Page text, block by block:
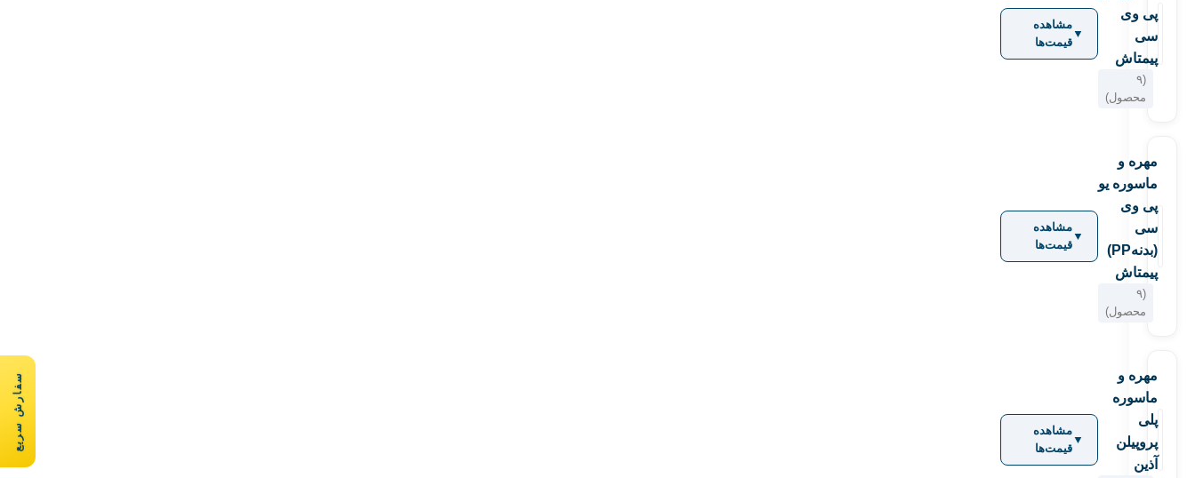
پی وی
سی
پیمتاش
(۹
محصول)
▼
مشاهده
قیمت‌ها
مهره و
ماسوره یو
پی وی
سی
(بدنهPP)
پیمتاش
(۹
محصول)
▼
مشاهده
قیمت‌ها
مهره و
ماسوره
پلی
پروپیلن
آذین
▼
مشاهده
قیمت‌ها
سفارش سریع